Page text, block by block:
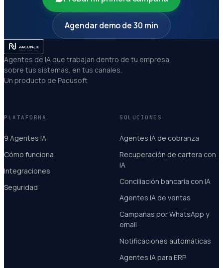
Agendar demo de 30 min
Agentes de IA que trabajan dentro de tu empresa,
sobre tus sistemas, en tus canales.
Un producto de Pacusoft
PLATAFORMA
9 Agentes IA
Cómo funciona
Integraciones
Seguridad
SOLUCIONES
Agentes IA de cobranza
Recuperación de cartera con
IA
Conciliación bancaria con IA
Agentes IA de ventas
Campañas por WhatsApp y
email
Notificaciones automáticas
Agentes IA para ERP